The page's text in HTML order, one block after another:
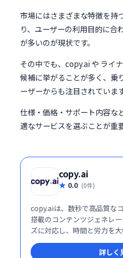
市場にはさまざまな特徴を持
り、ユーザーの利用目的に合
が多いのが現状です。
その中でも、copy.ai や ライ
候補に挙がることが多く、乗
ーザーからも注目されています
仕様・価格・サポート内容な
適なサービスを選ぶことが重
copy.ai
0.0 (0件)
copy.aiは、数秒で高品質な
搭載のコンテンツジェネレ
ズに対応し、時間と労力を
成果を迅速に得たい方、ク
化したい方におすすめです。
詳しく